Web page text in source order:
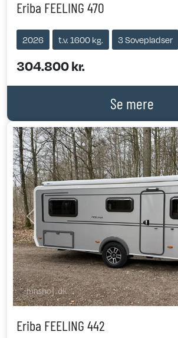
Eriba FEELING 470
2026 t.v. 1600 kg. 3 Sovepladser
304.800 kr.
Se mere
Previous
Eriba FEELING 442